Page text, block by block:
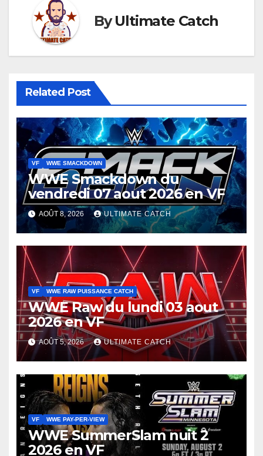
ByUltimate Catch
Related Post
VF WWE SMACKDOWN
WWE Smackdown du
vendredi 07 aout 2026 en VF
AOÛT 8, 2026 ULTIMATE CATCH
VF WWE RAW PUISSANCE CATCH
WWE Raw du lundi 03 aout
2026 en VF
AOÛT 5, 2026 ULTIMATE CATCH
VF WWE PAY-PER-VIEW
WWE SummerSlam nuit 2
2026 en VF